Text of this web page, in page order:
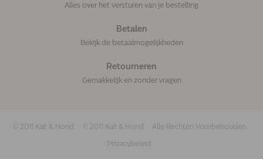
Alles over het versturen van je bestelling
Betalen
Bekijk de betaalmogelijkheden
Retourneren
Gemakkelijk en zonder vragen
© 2011 Kat & Hond © 2011 Kat & Hond Alle Rechten Voorbehouden
Privacybeleid